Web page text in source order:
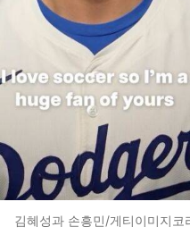
김혜성과 손흥민/게티이미지코